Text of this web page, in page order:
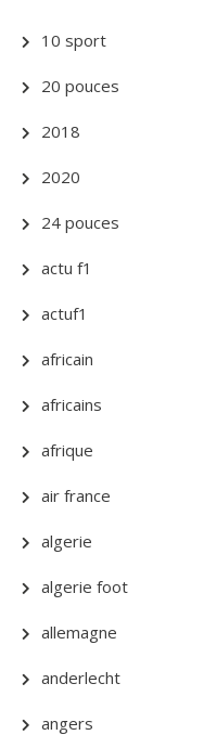
10 sport
20 pouces
2018
2020
24 pouces
actu f1
actuf1
africain
africains
afrique
air france
algerie
algerie foot
allemagne
anderlecht
angers